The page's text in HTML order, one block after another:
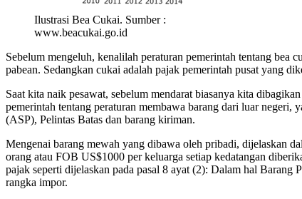
Ilustrasi Bea Cukai. Sumber :
www.beacukai.go.id
Sebelum mengeluh, kenalilah peraturan pemerintah tentang
pabean. Sedangkan cukai adalah pajak pemerintah pusat yang
Saat kita naik pesawat, sebelum mendarat biasanya kita
pemerintah tentang peraturan membawa barang dari luar
(ASP), Pelintas Batas dan barang kiriman.
Mengenai barang mewah yang dibawa oleh pribadi, dijelaskan
orang atau FOB US$1000 per keluarga setiap kedatangan
pajak seperti dijelaskan pada pasal 8 ayat (2): Dalam hal Barang
rangka impor.